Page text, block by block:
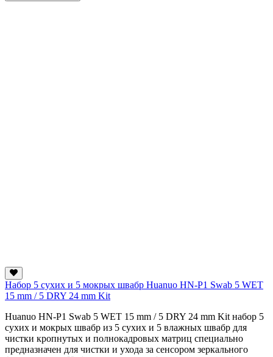
Набор 5 сухих и 5 мокрых швабр Huanuo HN-P1 Swab 5 WET
15 mm / 5 DRY 24 mm Kit
Huanuo HN-P1 Swab 5 WET 15 mm / 5 DRY 24 mm Kit набор 5
сухих и мокрых швабр из 5 сухих и 5 влажных швабр для
чистки кропнутых и полнокадровых матриц специально
предназначен для чистки и ухода за сенсором зеркального